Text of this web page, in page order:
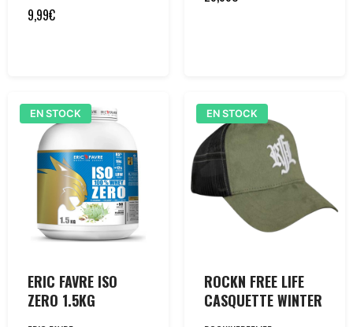
9,99€
EN STOCK
ERIC FAVRE ISO
ZERO 1.5KG
EN STOCK
ROCKN FREE LIFE
CASQUETTE WINTER